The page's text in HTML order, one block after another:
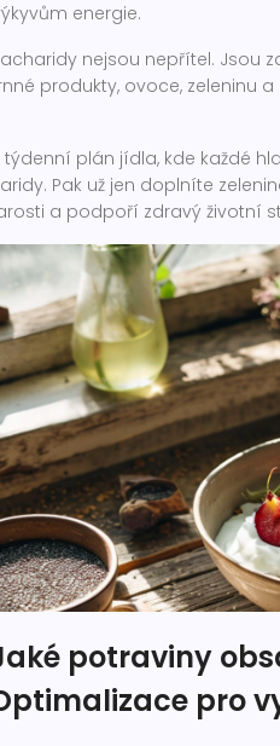
energie.
nejsou nepřítel. Jsou
produkty, ovoce, zeleninu a
plán jídla, kde každé
Pak už jen doplníte
a podpoří zdravý životní
potraviny
pro